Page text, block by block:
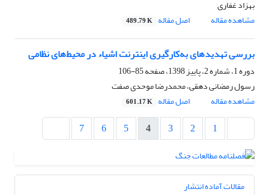
بهزاد غفاری
مشاهده مقاله
اصل مقاله 489.79 K
بررسی تهدیدهای به‌کارگیری اینترنت اشیاء در محیط‌های نظامی
دوره 1، شماره 2، پاییز 1398، صفحه
85-106
رسول رمضانی دهقی، محمدرضا موحدی صفت
مشاهده مقاله
اصل مقاله 601.17 K
1
2
3
4
5
6
7
مقالات آماده انتشار